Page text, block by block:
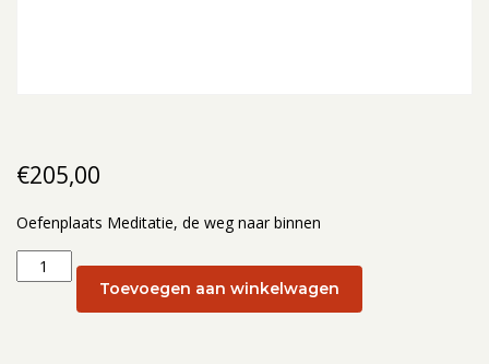
€205,00
Oefenplaats Meditatie, de weg naar binnen
Oefenplaats
Meditatie,
Toevoegen aan winkelwagen